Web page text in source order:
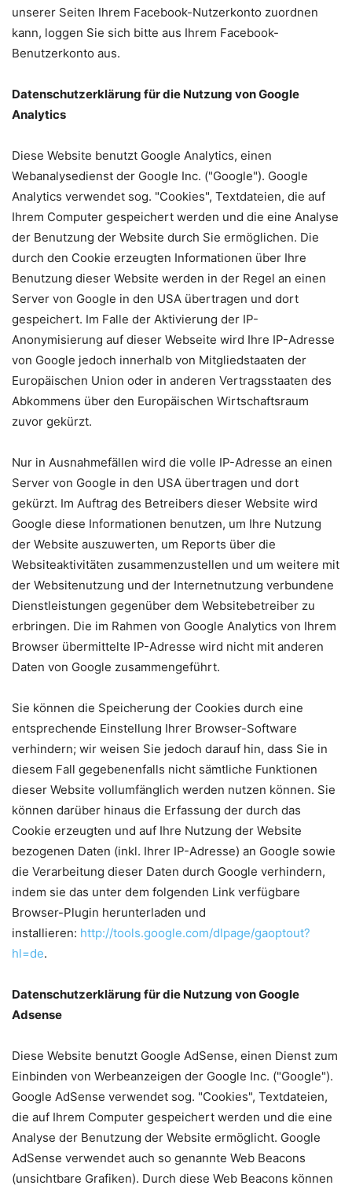
unserer Seiten Ihrem Facebook-Nutzerkonto zuordnen
kann, loggen Sie sich bitte aus Ihrem Facebook-
Benutzerkonto aus.
Datenschutzerklärung für die Nutzung von Google
Analytics
Diese Website benutzt Google Analytics, einen
Webanalysedienst der Google Inc. ("Google"). Google
Analytics verwendet sog. "Cookies", Textdateien, die auf
Ihrem Computer gespeichert werden und die eine Analyse
der Benutzung der Website durch Sie ermöglichen. Die
durch den Cookie erzeugten Informationen über Ihre
Benutzung dieser Website werden in der Regel an einen
Server von Google in den USA übertragen und dort
gespeichert. Im Falle der Aktivierung der IP-
Anonymisierung auf dieser Webseite wird Ihre IP-Adresse
von Google jedoch innerhalb von Mitgliedstaaten der
Europäischen Union oder in anderen Vertragsstaaten des
Abkommens über den Europäischen Wirtschaftsraum
zuvor gekürzt.
Nur in Ausnahmefällen wird die volle IP-Adresse an einen
Server von Google in den USA übertragen und dort
gekürzt. Im Auftrag des Betreibers dieser Website wird
Google diese Informationen benutzen, um Ihre Nutzung
der Website auszuwerten, um Reports über die
Websiteaktivitäten zusammenzustellen und um weitere mit
der Websitenutzung und der Internetnutzung verbundene
Dienstleistungen gegenüber dem Websitebetreiber zu
erbringen. Die im Rahmen von Google Analytics von Ihrem
Browser übermittelte IP-Adresse wird nicht mit anderen
Daten von Google zusammengeführt.
Sie können die Speicherung der Cookies durch eine
entsprechende Einstellung Ihrer Browser-Software
verhindern; wir weisen Sie jedoch darauf hin, dass Sie in
diesem Fall gegebenenfalls nicht sämtliche Funktionen
dieser Website vollumfänglich werden nutzen können. Sie
können darüber hinaus die Erfassung der durch das
Cookie erzeugten und auf Ihre Nutzung der Website
bezogenen Daten (inkl. Ihrer IP-Adresse) an Google sowie
die Verarbeitung dieser Daten durch Google verhindern,
indem sie das unter dem folgenden Link verfügbare
Browser-Plugin herunterladen und
installieren: http://tools.google.com/dlpage/gaoptout?
hl=de.
Datenschutzerklärung für die Nutzung von Google
Adsense
Diese Website benutzt Google AdSense, einen Dienst zum
Einbinden von Werbeanzeigen der Google Inc. ("Google").
Google AdSense verwendet sog. "Cookies", Textdateien,
die auf Ihrem Computer gespeichert werden und die eine
Analyse der Benutzung der Website ermöglicht. Google
AdSense verwendet auch so genannte Web Beacons
(unsichtbare Grafiken). Durch diese Web Beacons können